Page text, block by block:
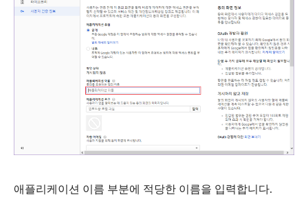
애플리케이션 이름 부분에 적당한 이름을 입력합니다.